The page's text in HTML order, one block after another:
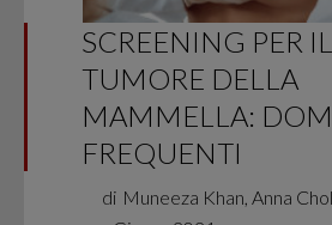
SCREENING PER IL
TUMORE DELLA
MAMMELLA:
FREQUENTI
di Muneeza Khan, Anna